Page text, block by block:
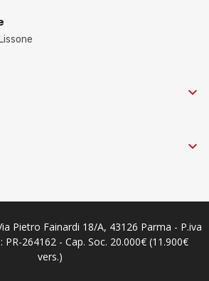


Pietro Fainardi 18/A, 43126 Parma - P.iva
PR-264162 - Cap. Soc. 20.000€ (11.900€
vers.)